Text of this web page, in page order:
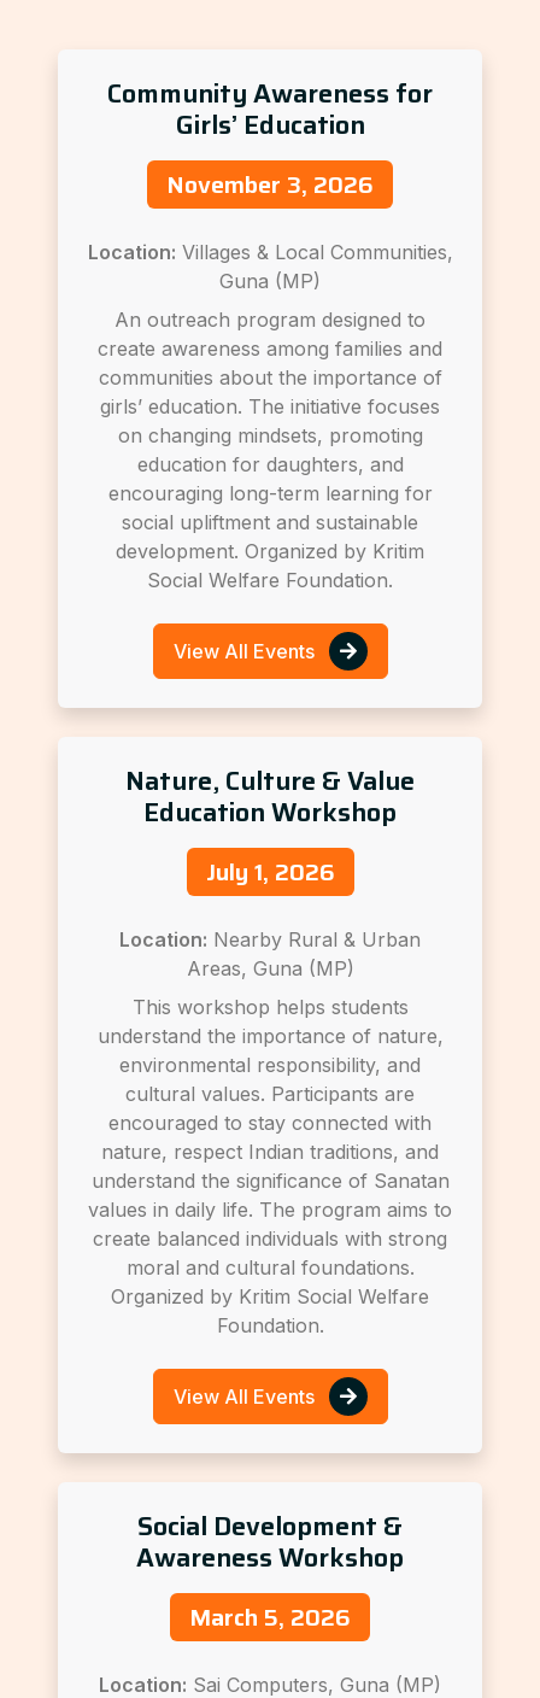
Community Awareness for
Girls’ Education
November 3, 2026
Location: Villages & Local Communities,
Guna (MP)
An outreach program designed to
create awareness among families and
communities about the importance of
girls’ education. The initiative focuses
on changing mindsets, promoting
education for daughters, and
encouraging long-term learning for
social upliftment and sustainable
development. Organized by Kritim
Social Welfare Foundation.
View All Events
Nature, Culture & Value
Education Workshop
July 1, 2026
Location: Nearby Rural & Urban
Areas, Guna (MP)
This workshop helps students
understand the importance of nature,
environmental responsibility, and
cultural values. Participants are
encouraged to stay connected with
nature, respect Indian traditions, and
understand the significance of Sanatan
values in daily life. The program aims to
create balanced individuals with strong
moral and cultural foundations.
Organized by Kritim Social Welfare
Foundation.
View All Events
Social Development &
Awareness Workshop
March 5, 2026
Location: Sai Computers, Guna (MP)